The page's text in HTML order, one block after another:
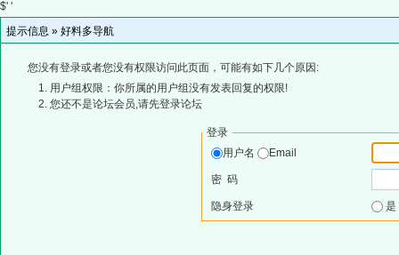
$' '
提示信息 » 好料多导航
您没有登录或者您没有权限访问此页面，可能有如下几个原因:
用户组权限：你所属的用户组没有发表回复的权限!
您还不是论坛会员,请先登录论坛
登录
用户名
Email
密 码
隐身登录